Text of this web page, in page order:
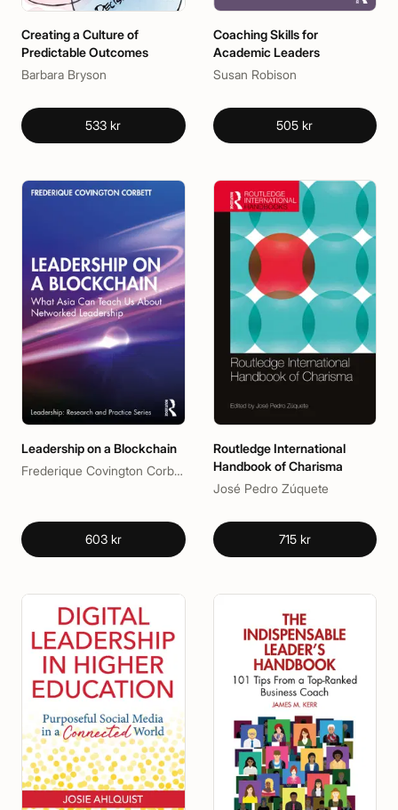
Creating a Culture of
Predictable Outcomes
Barbara Bryson
533 kr
Coaching Skills for
Academic Leaders
Susan Robison
505 kr
Leadership on a Blockchain
Frederique Covington Corbett
603 kr
Routledge International
Handbook of Charisma
José Pedro Zúquete
715 kr